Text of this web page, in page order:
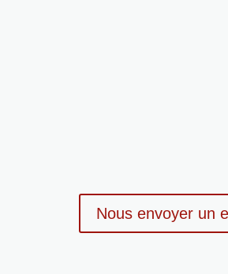
Nous envoyer un